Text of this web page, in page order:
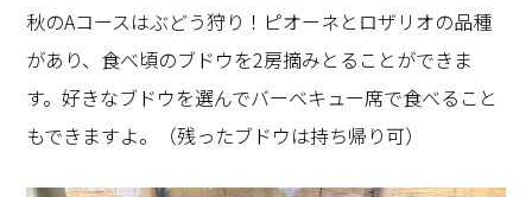
秋のAコースはぶどう狩り！ピオーネとロザリオの品種
があり、食べ頃のブドウを2房摘みとることができま
す。好きなブドウを選んでバーベキュー席で食べること
もできますよ。（残ったブドウは持ち帰り可）